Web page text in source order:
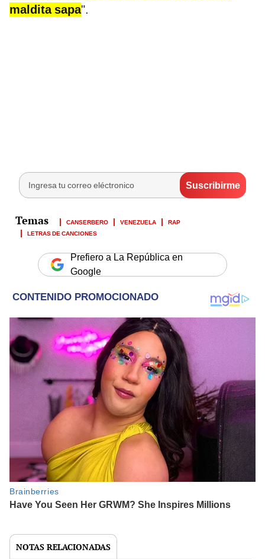
maldita sapa".
CANSERBERO VENEZUELA
RAP
LETRAS DE CANCIONES
Prefiero a La República en
Google
NOTAS RELACIONADAS